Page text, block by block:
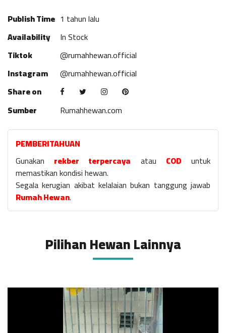
Publish Time 1 tahun lalu
Availability
In Stock
Tiktok
@rumahhewan.official
Instagram
@rumahhewan.official
Share on
Sumber
Rumahhewan.com
PEMBERITAHUAN
Gunakan rekber terpercaya atau COD untuk
memastikan kondisi hewan.
Segala kerugian akibat kelalaian bukan tanggung jawab
Rumah Hewan.
Pilihan Hewan Lainnya